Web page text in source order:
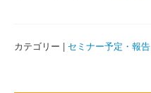
カテゴリー | セミナー予定・報告